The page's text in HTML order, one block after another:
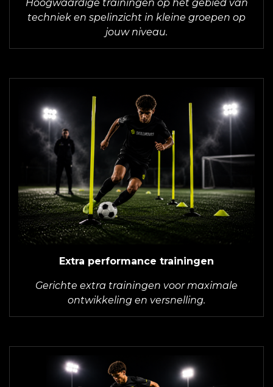
Hoogwaardige trainingen op het gebied van
techniek en spelinzicht in kleine groepen op
jouw niveau.
Extra performance trainingen
Gerichte extra trainingen voor maximale
ontwikkeling en versnelling.